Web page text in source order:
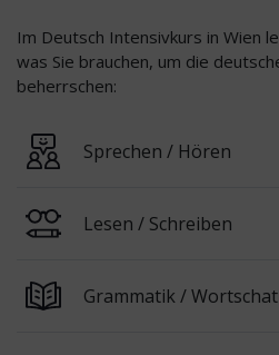
Im Deutsch Intensivkurs in Wien
was Sie brauchen, um die
beherrschen:
Sprechen / Hören
Lesen / Schreiben
Grammatik /